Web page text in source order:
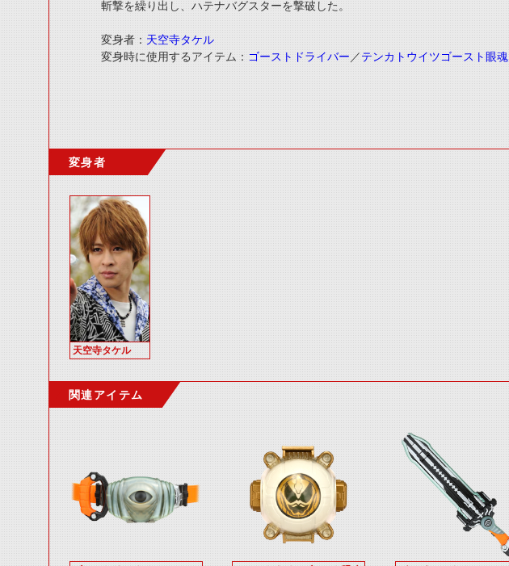
斬撃を繰り出し、ハテナバグスターを撃破した。
変身者： 天空寺タケル
変身時に使用するアイテム： ゴーストドライバー ／テンカトウイツゴースト眼魂
変身者
天空寺タケル
関連アイテム